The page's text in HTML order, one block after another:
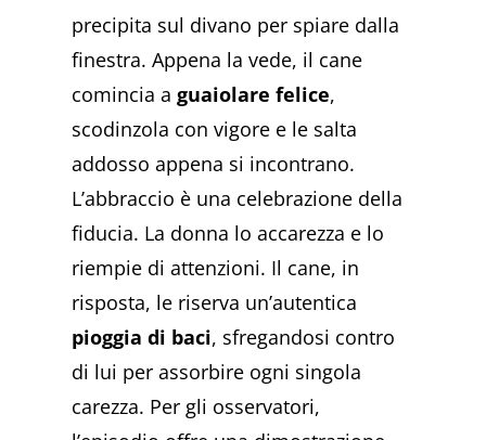
precipita sul divano per spiare dalla
finestra. Appena la vede, il cane
comincia aguaiolare felice,
scodinzola con vigore e le salta
addosso appena si incontrano.
L’abbraccio è una celebrazione della
fiducia. La donna lo accarezza e lo
riempie di attenzioni. Il cane, in
risposta, le riserva un’autentica
pioggia di baci, sfregandosi contro
di lui per assorbire ogni singola
carezza. Per gli osservatori,